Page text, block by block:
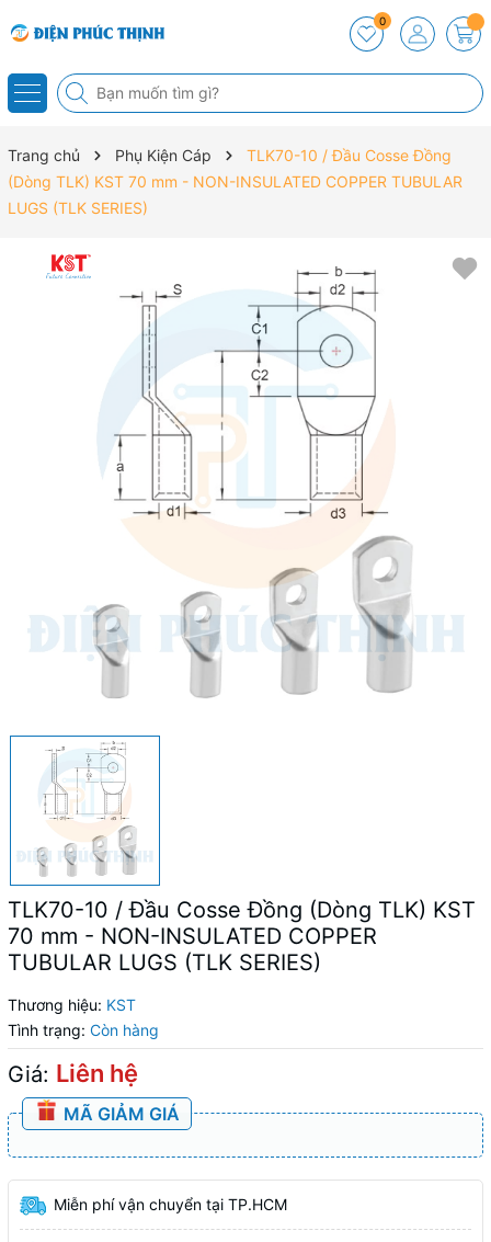
0
Trang chủ Phụ Kiện Cáp
TLK70-10 / Đầu Cosse Đồng
(Dòng TLK) KST 70 mm - NON-INSULATED COPPER TUBULAR
LUGS (TLK SERIES)
TLK70-10 / Đầu Cosse Đồng (Dòng TLK) KST
70 mm - NON-INSULATED COPPER
TUBULAR LUGS (TLK SERIES)
Thương hiệu: KST
Tình trạng: Còn hàng
Giá: Liên hệ
MÃ GIẢM GIÁ
Miễn phí vận chuyển tại TP.HCM